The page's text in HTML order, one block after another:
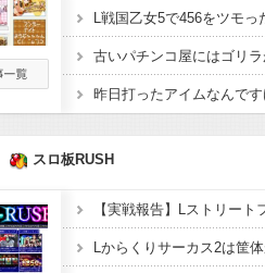
古いパチンコ屋にはゴリ
スロ板RUSH